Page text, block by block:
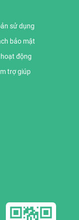
sử dụng
bảo mật
động
trợ giúp